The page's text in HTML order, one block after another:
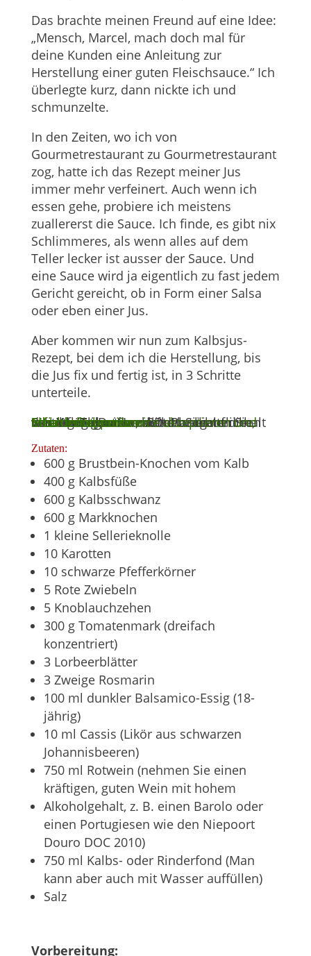
Das brachte meinen Freund auf eine Idee:
„Mensch, Marcel, mach doch mal für
deine Kunden eine Anleitung zur
Herstellung einer guten Fleischsauce.“ Ich
überlegte kurz, dann nickte ich und
schmunzelte.
In den Zeiten, wo ich von
Gourmetrestaurant zu Gourmetrestaurant
zog, hatte ich das Rezept meiner Jus
immer mehr verfeinert. Auch wenn ich
essen gehe, probiere ich meistens
zuallererst die Sauce. Ich finde, es gibt nix
Schlimmeres, als wenn alles auf dem
Teller lecker ist ausser der Sauce. Und
eine Sauce wird ja eigentlich zu fast jedem
Gericht gereicht, ob in Form einer Salsa
oder eben einer Jus.
Aber kommen wir nun zum Kalbsjus-
Rezept, bei dem ich die Herstellung, bis
die Jus fix und fertig ist, in 3 Schritte
unterteile.
Sie sehen gerade einen Platzhalterinhalt vonYouTube
. Um auf den eigentlichen Inhalt zuzugreifen, klicken Sie auf die Schaltfläche unten. Bitte beachten Sie, dass dabei Daten an Drittanbieter weitergegeben werden.
Mehr Informationen
Inhalt entsperren
Erforderlichen Service akzeptieren und Inhalte entsperren
Zutaten:
600 g Brustbein-Knochen vom Kalb
400 g Kalbsfüße
600 g Kalbsschwanz
600 g Markknochen
1 kleine Sellerieknolle
10 Karotten
10 schwarze Pfefferkörner
5 Rote Zwiebeln
5 Knoblauchzehen
300 g Tomatenmark (dreifach
konzentriert)
3 Lorbeerblätter
3 Zweige Rosmarin
100 ml dunkler Balsamico-Essig (18-
jährig)
10 ml Cassis (Likör aus schwarzen
Johannisbeeren)
750 ml Rotwein (nehmen Sie einen
kräftigen, guten Wein mit hohem
Alkoholgehalt, z. B. einen Barolo oder
einen Portugiesen wie den Niepoort
Douro DOC 2010)
750 ml Kalbs- oder Rinderfond (Man
kann aber auch mit Wasser auffüllen)
Salz
Vorbereitung: